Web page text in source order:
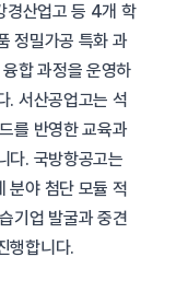
경산업고 등 4개 학
정밀가공 특화 과
합 과정을 운영하
. 서산공업고는 석
를 반영한 교육과
다. 국방항공고는
분야 첨단 모듈 적
기업 발굴과 중견
행합니다.